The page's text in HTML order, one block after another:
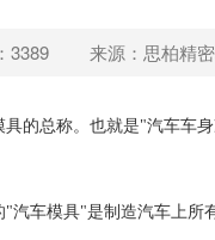
3389 来源：思柏精
的总称。也就是"汽车车
车模具"是制造汽车上